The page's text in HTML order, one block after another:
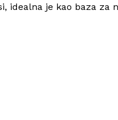
idealna je kao baza za